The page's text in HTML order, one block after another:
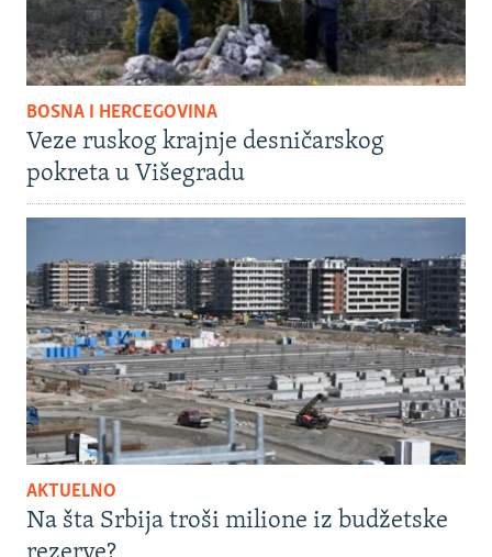
BOSNA I HERCEGOVINA
Veze ruskog krajnje desničarskog
pokreta u Višegradu
AKTUELNO
Na šta Srbija troši milione iz budžetske